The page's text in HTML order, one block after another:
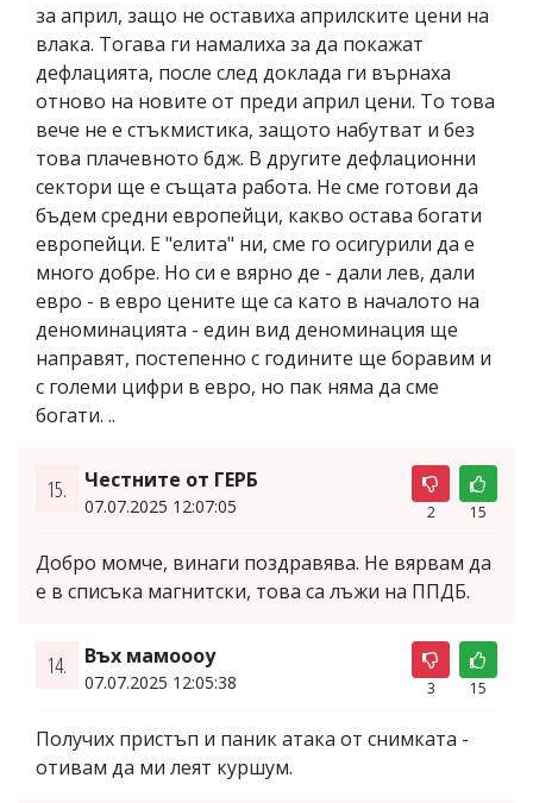
за април, защо не оставиха априлските цени на
влака. Тогава ги намалиха за да покажат
дефлацията, после след доклада ги върнаха
отново на новите от преди април цени. То това
вече не е стъкмистика, защото набутват и без
това плачевното бдж. В другите дефлационни
сектори ще е същата работа. Не сме готови да
бъдем средни европейци, какво остава богати
европейци. Е "елита" ни, сме го осигурили да е
много добре. Но си е вярно де - дали лев, дали
евро - в евро цените ще са като в началото на
деноминацията - един вид деноминация ще
направят, постепенно с годините ще боравим и
с големи цифри в евро, но пак няма да сме
богати. ..
15. Честните от ГЕРБ
07.07.2025 12:07:05 2 15
Добро момче, винаги поздравява. Не вярвам да
е в списъка магнитски, това са лъжи на ППДБ.
14. Въх мамоооу
07.07.2025 12:05:38 3 15
Получих пристъп и паник атака от снимката -
отивам да ми леят куршум.